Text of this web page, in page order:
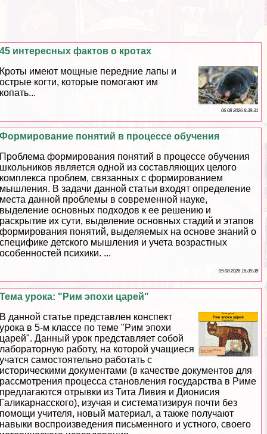
45 интересных фактов о кротах
Кроты имеют мощные передние лапы и
острые когти, которые помогают им
копать...
06 08 2026 8:39:31
Формирование понятий в процессе обучения
Проблема формирования понятий в процессе обучения
школьников является одной из составляющих целого
комплекса проблем, связанных с формированием
мышления. В задачи данной статьи входят определение
места данной проблемы в современной науке,
выделение основных подходов к ее решению и
раскрытие их сути, выделение основных стадий и этапов
формирования понятий, выделяемых на основе знаний о
специфике детского мышления и учета возрастных
особенностей психики. ...
05 08 2026 16:39:38
Тема урока: "Рим эпохи царей"
В данной статье представлен конспект
урока в 5-м классе по теме "Рим эпохи
царей". Данный урок представляет собой
лабораторную работу, на которой учащиеся
учатся самостоятельно работать с
историческими документами (в качестве документов для
рассмотрения процесса становления государства в Риме
предлагаются отрывки из Тита Ливия и Дионисия
Галикарнасского), изучая и систематизируя почти без
помощи учителя, новый материал, а также получают
навыки воспроизведения письменного и устного, своего